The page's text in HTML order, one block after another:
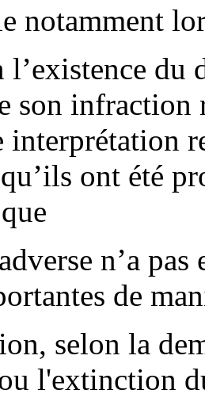
notamment
l’existence
son infraction
ont été
n’a pas
de
selon la
l'extinction